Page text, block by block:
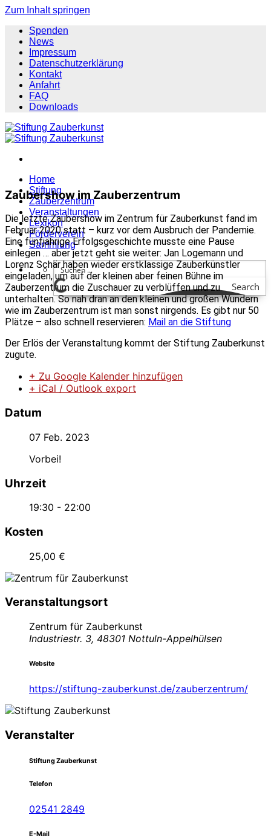
Zum Inhalt springen
Spenden
News
Impressum
Datenschutzerklärung
Kontakt
Anfahrt
FAQ
Downloads
Home
Stiftung
Zauberzentrum
Veranstaltungen
Lexikon
Förderverein
Sammlung
Search
Zaubershow im Zauberzentrum
Die letzte Zaubershow im Zentrum für Zauberkunst fand im
Februar 2020 statt – kurz vor dem Ausbruch der Pandemie.
Eine fünfjährige Erfolgsgeschichte musste eine Pause
einlegen … aber jetzt geht sie weiter: Jan Logemann und
Lorenz Schär haben wieder erstklassige Zauberkünstler
eingeladen, um auf der kleinen aber feinen Bühne im
Zauberzentrum die Zuschauer zu verblüffen und zu
unterhalten. So nah dran an den kleinen und großen Wundern
wie im Zauberzentrum ist man sonst nirgends. Es gibt nur 50
Plätze – also schnell reservieren: Mail an die Stiftung
Der Erlös der Veranstaltung kommt der Stiftung Zauberkunst
zugute.
+ Zu Google Kalender hinzufügen
+ iCal / Outlook export
Datum
07 Feb. 2023
Vorbei!
Uhrzeit
19:30 - 22:00
Kosten
25,00 €
Veranstaltungsort
Zentrum für Zauberkunst
Industriestr. 3, 48301 Nottuln-Appelhülsen
Website
https://stiftung-zauberkunst.de/zauberzentrum/
Veranstalter
Stiftung Zauberkunst
Telefon
02541 2849
E-Mail